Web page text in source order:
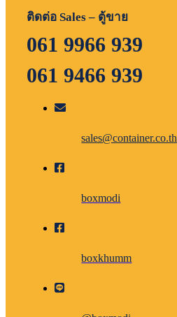
ติดต่อ Sales – ตู้ขาย
061 9966 939
061 9466 939
sales@container.co.th
boxmodi
boxkhumm